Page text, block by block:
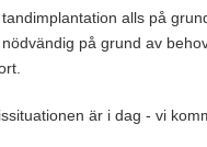
alls på
på grund av
är i dag - vi